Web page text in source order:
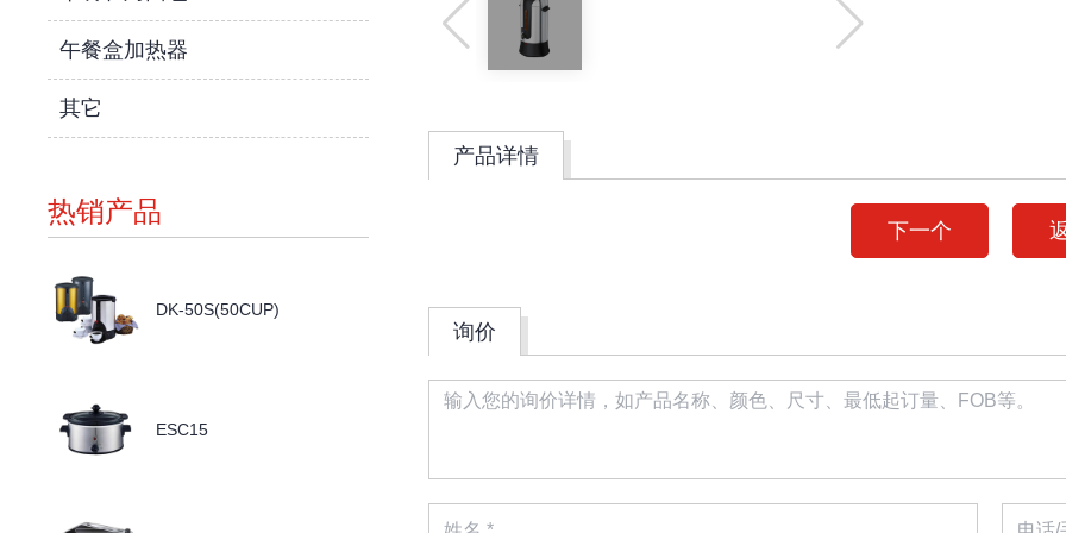
午餐盒加热器
其它
热销产品
DK-50S(50CUP)
ESC15
产品详情
下一个
询价